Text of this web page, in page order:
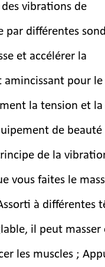
vibrations de
par différentes
et accélérer la
pour le
la tension et
de beauté
de la
vous faites le
à différentes
il peut masser
les muscles ;